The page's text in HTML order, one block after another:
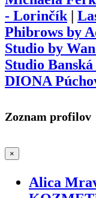
- Lorinčík|
Phibrows by
Studio by
Studio
DIONA
Zoznam profilov
×
Alica